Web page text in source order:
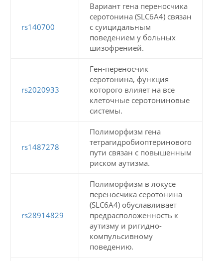
rs140700
Вариант гена переносчика
серотонина (SLC6A4) связан
с суицидальным
поведением у больных
шизофренией.
rs2020933
Ген-переносчик
серотонина, функция
которого влияет на все
клеточные серотониновые
системы.
rs1487278
Полиморфизм гена
тетрагидробиоптеринового
пути связан с повышенным
риском аутизма.
rs28914829
Полиморфизм в локусе
переносчика серотонина
(SLC6A4) обуславливает
предрасположенность к
аутизму и ригидно-
компульсивному
поведению.